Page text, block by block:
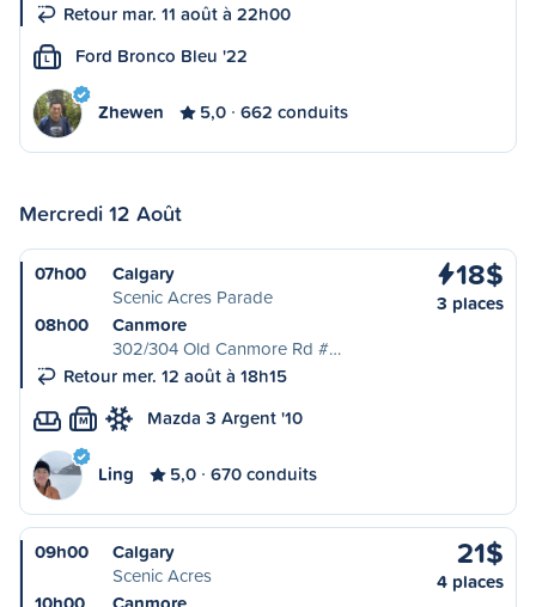
Retour mar. 11 août à 22h00
L Ford Bronco Bleu '22
Zhewen 5,0 662 conduits
Mercredi 12 Août
07h00
Calgary
Scenic Acres Parade
08h00
Canmore
302/304 Old Canmore Rd #…
Retour mer. 12 août à 18h15
18$
3 places
M Mazda 3 Argent '10
Ling 5,0 670 conduits
09h00
Calgary
Scenic Acres
21$
4 places